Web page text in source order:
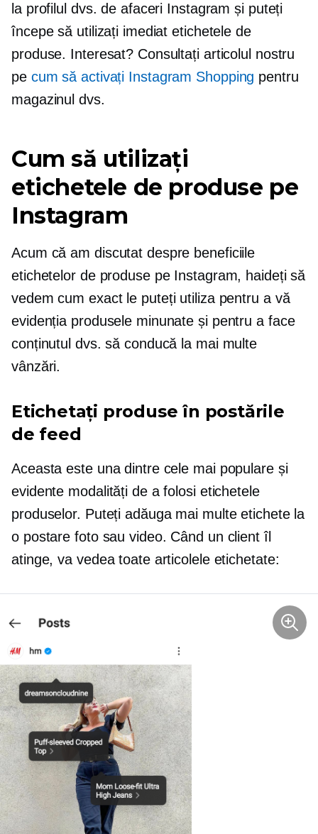
la profilul dvs. de afaceri Instagram și puteți
începe să utilizați imediat etichetele de
produse. Interesat? Consultați articolul nostru
pe cum să activați Instagram Shopping pentru
magazinul dvs.
Cum să utilizați
etichetele de produse pe
Instagram
Acum că am discutat despre beneficiile
etichetelor de produse pe Instagram, haideți să
vedem cum exact le puteți utiliza pentru a vă
evidenția produsele minunate și pentru a face
conținutul dvs. să conducă la mai multe
vânzări.
Etichetați produse în postările
de feed
Aceasta este una dintre cele mai populare și
evidente modalități de a folosi etichetele
produselor. Puteți adăuga mai multe etichete la
o postare foto sau video. Când un client îl
atinge, va vedea toate articolele etichetate: